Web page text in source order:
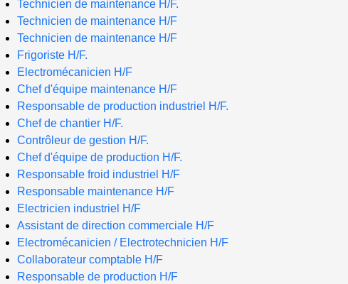
Technicien de maintenance H/F.
Technicien de maintenance H/F
Technicien de maintenance H/F
Frigoriste H/F.
Electromécanicien H/F
Chef d'équipe maintenance H/F
Responsable de production industriel H/F.
Chef de chantier H/F.
Contrôleur de gestion H/F.
Chef d'équipe de production H/F.
Responsable froid industriel H/F
Responsable maintenance H/F
Electricien industriel H/F
Assistant de direction commerciale H/F
Electromécanicien / Electrotechnicien H/F
Collaborateur comptable H/F
Responsable de production H/F